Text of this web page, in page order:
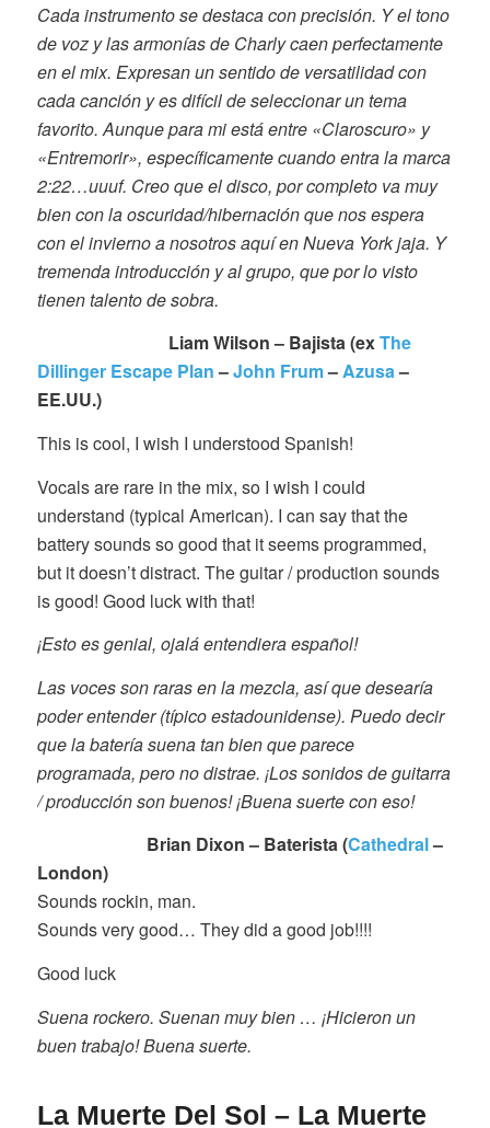
Cada instrumento se destaca con precisión. Y el tono
de voz y las armonías de Charly caen perfectamente
en el mix. Expresan un sentido de versatilidad con
cada canción y es difícil de seleccionar un tema
favorito. Aunque para mi está entre «Claroscuro» y
«Entremorir», específicamente cuando entra la marca
2:22…uuuf. Creo que el disco, por completo va muy
bien con la oscuridad/hibernación que nos espera
con el invierno a nosotros aquí en Nueva York jaja. Y
tremenda introducción y al grupo, que por lo visto
tienen talento de sobra.
Liam Wilson – Bajista (exThe
Dillinger Escape Plan–John Frum–Azusa–
EE.UU.)
This is cool, I wish I understood Spanish!
Vocals are rare in the mix, so I wish I could
understand (typical American). I can say that the
battery sounds so good that it seems programmed,
but it doesn’t distract. The guitar / production sounds
is good! Good luck with that!
¡Esto es genial, ojalá entendiera español!
Las voces son raras en la mezcla, así que desearía
poder entender (típico estadounidense). Puedo decir
que la batería suena tan bien que parece
programada, pero no distrae. ¡Los sonidos de guitarra
/ producción son buenos! ¡Buena suerte con eso!
Brian Dixon – Baterista (Cathedral–
London)
Sounds rockin, man.
Sounds very good… They did a good job!!!!
Good luck
Suena rockero. Suenan muy bien … ¡Hicieron un
buen trabajo! Buena suerte.
La Muerte Del Sol – La Muerte